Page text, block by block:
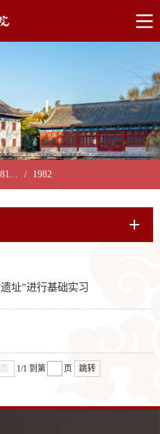
/ 1982
址”进行基础实习
1/1 到第 页 跳转